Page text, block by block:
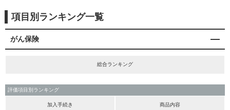
項目別ランキング一覧
がん保険
総合ランキング
評価項目別ランキング
加入手続き 商品内容